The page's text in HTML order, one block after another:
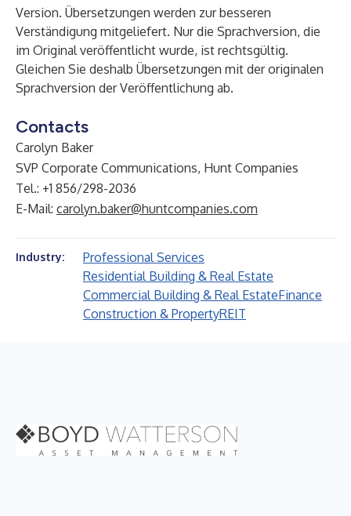
Version. Übersetzungen werden zur besseren
Verständigung mitgeliefert. Nur die Sprachversion, die
im Original veröffentlicht wurde, ist rechtsgültig.
Gleichen Sie deshalb Übersetzungen mit der originalen
Sprachversion der Veröffentlichung ab.
Contacts
Carolyn Baker
SVP Corporate Communications, Hunt Companies
Tel.: +1 856/298-2036
E-Mail: carolyn.baker@huntcompanies.com
Industry:
Professional Services
Residential Building & Real Estate
Commercial Building & Real EstateFinance
Construction & PropertyREIT